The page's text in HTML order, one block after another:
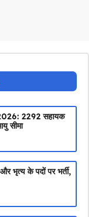
2292 सहायक
सीमा
भृत्य के पदों पर भर्ती,